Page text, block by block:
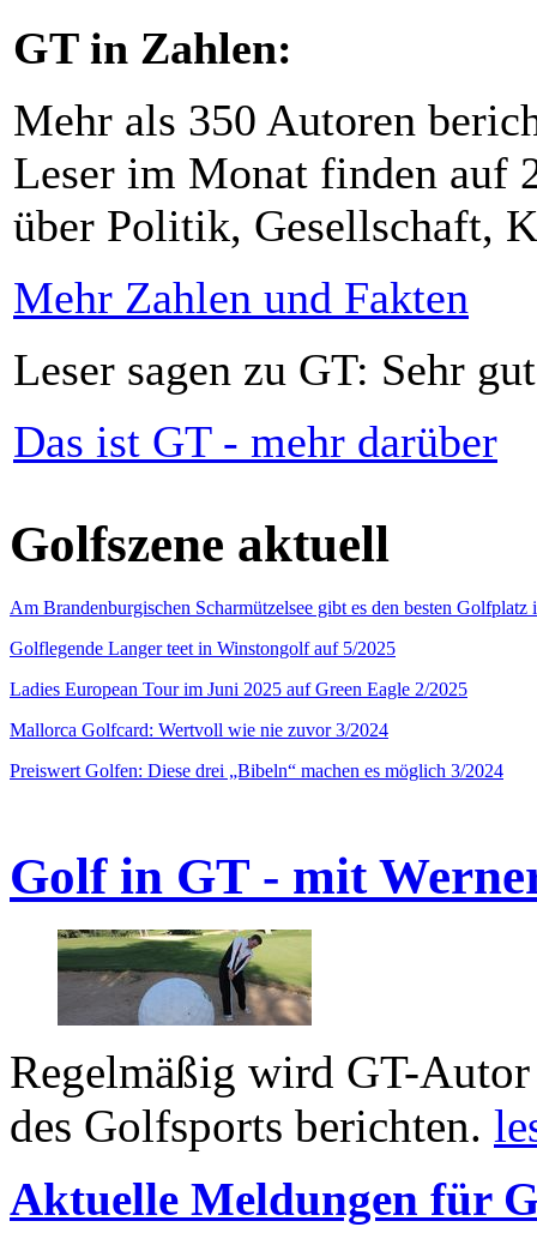
GT in Zahlen:
Mehr als 350 Autoren
Leser im Monat finden auf
über Politik, Gesellschaft,
Mehr Zahlen und Fakten
Leser sagen zu GT: Sehr
Das ist GT - mehr darüber
Golfszene aktuell
Am Brandenburgischen Scharmützelsee gibt es den besten
Golflegende Langer teet in Winstongolf auf 5/2025
Ladies European Tour im Juni 2025 auf Green Eagle 2/2025
Mallorca Golfcard: Wertvoll wie nie zuvor 3/2024
Preiswert Golfen: Diese drei „Bibeln“ machen es möglich 3/2024
Golf in GT - mit
Regelmäßig wird GT-
des Golfsports berichten.
Aktuelle Meldungen für